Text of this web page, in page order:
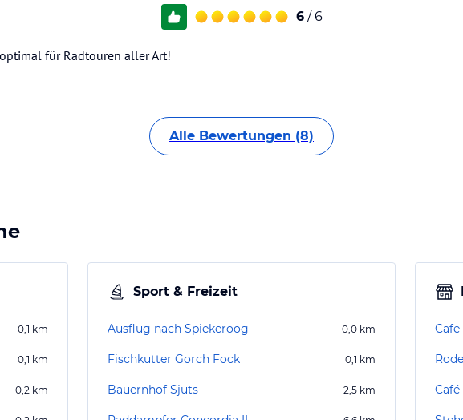
6 / 6
für Radtouren aller Art!
Alle Bewertungen (8)
0,1 km
0,1 km
0,2 km
Sport & Freizeit
Ausflug nach Spiekeroog 0,0 km
Fischkutter Gorch Fock 0,1 km
Bauernhof Sjuts 2,5 km